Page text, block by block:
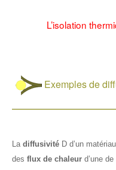
L’isolation
Exemples de
La diffusivité D d’un
des flux de chaleur d’une